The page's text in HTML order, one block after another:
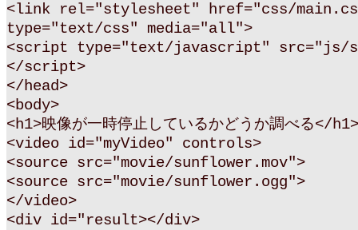
<link rel="stylesheet" href="css/
type="text/css" media="all">
<script type="text/javascript" src="js/
</script>
</head>
<body>
<h1>映像が一時停止しているかどうか調べる</h1>
<video id="myVideo" controls>
<source src="movie/sunflower.mov">
<source src="movie/sunflower.ogg">
</video>
<div id="result></div>